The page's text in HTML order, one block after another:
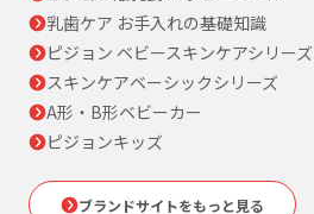
乳歯ケア お手入れの基礎知識
ピジョン ベビースキンケアシリーズ
スキンケアベーシックシリーズ
A形・B形ベビーカー
ピジョンキッズ
ブランドサイトをもっと見る